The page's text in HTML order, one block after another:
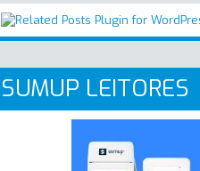
SUMUP LEITORES